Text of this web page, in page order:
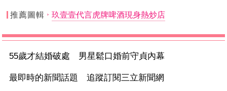
推薦圖輯 玖壹壹代言虎牌啤酒現身熱炒店
55歲才結婚破處 男星鬆口婚前守貞內幕
最即時的新聞話題 追蹤訂閱三立新聞網